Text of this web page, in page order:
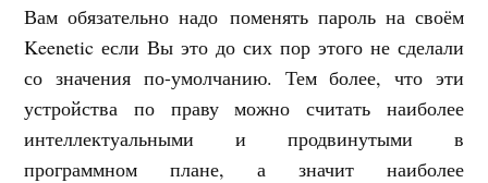
Вам обязательно надо поменять пароль на своём
Keenetic если Вы это до сих пор этого не сделали
со значения по-умолчанию. Тем более, что эти
устройства по праву можно считать наиболее
интеллектуальными и продвинутыми в
программном плане, а значит наиболее